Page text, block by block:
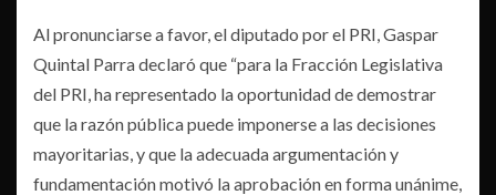
Al pronunciarse a favor, el diputado por el PRI, Gaspar
Quintal Parra declaró que “para la Fracción Legislativa
del PRI, ha representado la oportunidad de demostrar
que la razón pública puede imponerse a las decisiones
mayoritarias, y que la adecuada argumentación y
fundamentación motivó la aprobación en forma unánime,